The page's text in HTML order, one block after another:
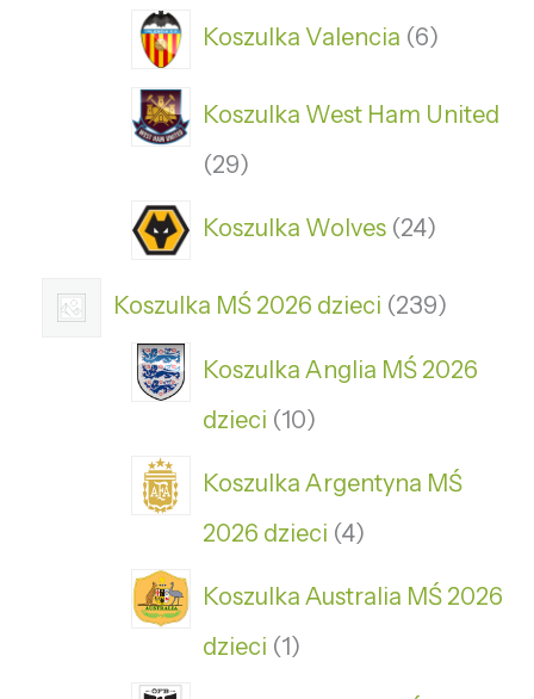
Koszulka Valencia 6
Koszulka West Ham United
29
Koszulka Wolves 24
Koszulka MŚ 2026 dzieci 239
Koszulka Anglia MŚ 2026
dzieci 10
Koszulka Argentyna MŚ
2026 dzieci 4
Koszulka Australia MŚ 2026
dzieci 1